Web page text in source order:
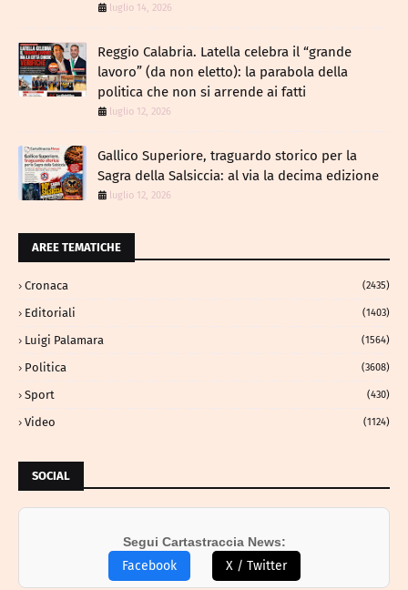
luglio 14, 2026
Reggio Calabria. Latella celebra il “grande
lavoro” (da non eletto): la parabola della
politica che non si arrende ai fatti
luglio 12, 2026
Gallico Superiore, traguardo storico per la
Sagra della Salsiccia: al via la decima edizione
luglio 12, 2026
AREE TEMATICHE
Cronaca (2435)
Editoriali (1403)
Luigi Palamara (1564)
Politica (3608)
Sport (430)
Video (1124)
SOCIAL
Segui Cartastraccia News:
Facebook X / Twitter